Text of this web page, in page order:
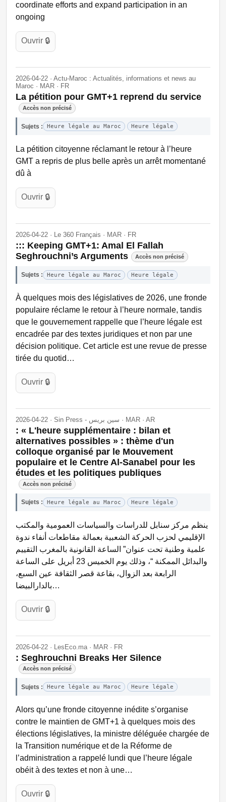
coordinate efforts and expand participation in an
ongoing
Ouvrir 🔒
2026-04-22 · Actu-Maroc : Actualités, informations et news au
Maroc · MAR · FR
La pétition pour GMT+1 reprend du service
Accès non précisé
Sujets : Heure légale au Maroc Heure légale
La pétition citoyenne réclamant le retour à l’heure
GMT a repris de plus belle après un arrêt momentané
dû à
Ouvrir 🔒
2026-04-22 · Le 360 Français · MAR · FR
::: Keeping GMT+1: Amal El Fallah
Seghrouchni’s Arguments
Accès non précisé
Sujets : Heure légale au Maroc Heure légale
À quelques mois des législatives de 2026, une fronde
populaire réclame le retour à l’heure normale, tandis
que le gouvernement rappelle que l’heure légale est
encadrée par des textes juridiques et non par une
décision politique. Cet article est une revue de presse
tirée du quotid…
Ouvrir 🔒
2026-04-22 · Sin Press - سين بريس · MAR · AR
: « L'heure supplémentaire : bilan et
alternatives possibles » : thème d'un
colloque organisé par le Mouvement
populaire et le Centre Al-Sanabel pour les
études et les politiques publiques
Accès non précisé
Sujets : Heure légale au Maroc Heure légale
ينظم مركز سنابل للدراسات والسياسات العمومية والمكتب
الإقليمي لحزب الحركة الشعبية بعمالة مقاطعات أنفاء ندوة
علمية وطنية تحت عنوان” الساعة القانونية بالمغرب التقييم
والبدائل الممكنة “، وذلك يوم الخميس 23 أبريل على الساعة
الرابعة بعد الزوال، بقاعة قصر الثقافة عين السبع،
بالدارالبيضا…
Ouvrir 🔒
2026-04-22 · LesEco.ma · MAR · FR
: Seghrouchni Breaks Her Silence
Accès non précisé
Sujets : Heure légale au Maroc Heure légale
Alors qu’une fronde citoyenne inédite s’organise
contre le maintien de GMT+1 à quelques mois des
élections législatives, la ministre déléguée chargée de
la Transition numérique et de la Réforme de
l’administration a rappelé lundi que l’heure légale
obéit à des textes et non à une…
Ouvrir 🔒